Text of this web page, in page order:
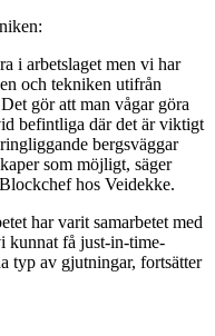
i arbetslaget men vi har
och tekniken utifrån
gör att man vågar göra
befintliga där det är viktigt
bergsväggar
som möjligt, säger
hos Veidekke.
har varit samarbetet med
kunnat få just-in-time-
typ av gjutningar, fortsätter